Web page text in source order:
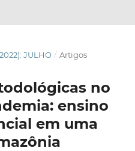
JULHO / Artigos
no
ensino
em uma